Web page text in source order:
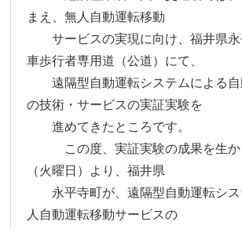
まえ、無人自動運転移動
サービスの実現に向け、福井県永
車歩行者専用道（公道）にて、
遠隔型自動運転システムによる自
の技術・サービスの実証実験を
進めてきたところです。
この度、実証実験の成果を生か
（火曜日）より、福井県
永平寺町が、遠隔型自動運転シス
人自動運転移動サービスの